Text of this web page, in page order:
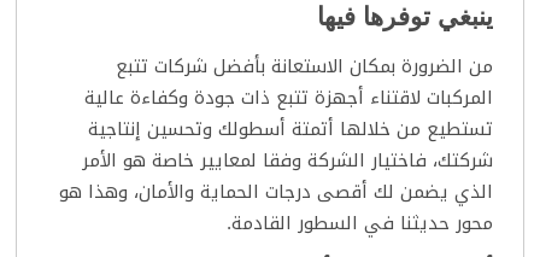
ينبغي توفرها فيها
من الضرورة بمكان الاستعانة بأفضل شركات تتبع
المركبات لاقتناء أجهزة تتبع ذات جودة وكفاءة عالية
تستطيع من خلالها أتمتة أسطولك وتحسين إنتاجية
شركتك، فاختيار الشركة وفقا لمعايير خاصة هو الأمر
الذي يضمن لك أقصى درجات الحماية والأمان، وهذا هو
محور حديثنا في السطور القادمة.